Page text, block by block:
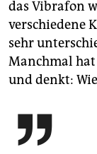
das Vibrafon
verschiedene
sehr
Manchmal
und denkt:
